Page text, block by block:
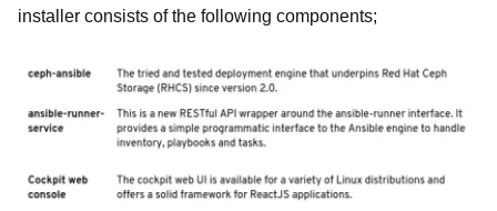
installer consists of the following components;